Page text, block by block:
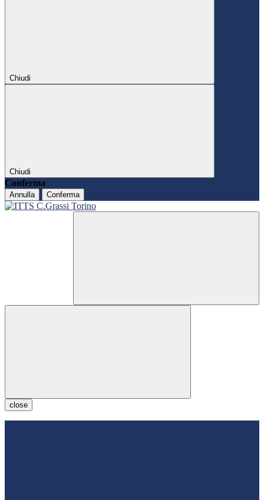
Chiudi
Chiudi
Conferma
Annulla Conferma
close